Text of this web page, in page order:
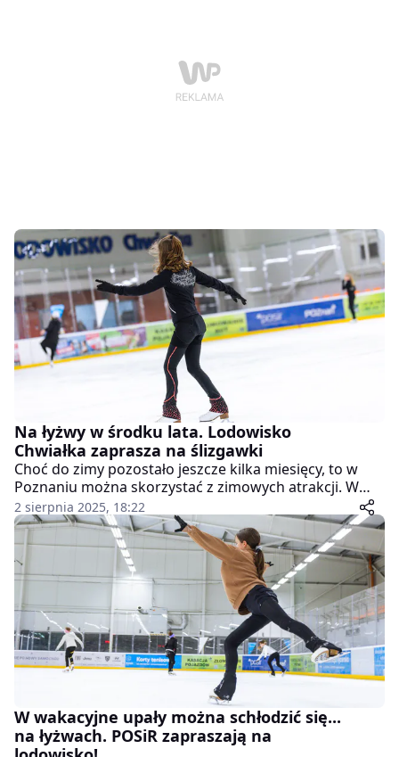
Na łyżwy w środku lata. Lodowisko
Chwiałka zaprasza na ślizgawki
Choć do zimy pozostało jeszcze kilka miesięcy, to w
Poznaniu można skorzystać z zimowych atrakcji. W
każdą niedzielę sierpnia można korzystać z Lodowiska
Chwiałka i szlifować swoją formę na sezon.
2 sierpnia 2025, 18:22
W wakacyjne upały można schłodzić się...
na łyżwach. POSiR zapraszają na